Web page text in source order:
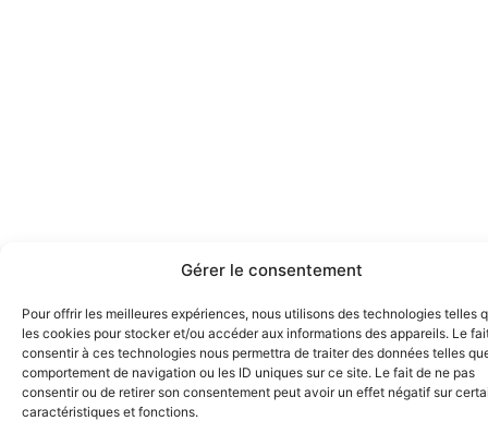
Gérer le consentement
Pour offrir les meilleures expériences, nous utilisons des technologies telles
les cookies pour stocker et/ou accéder aux informations des appareils. Le
consentir à ces technologies nous permettra de traiter des données telles
comportement de navigation ou les ID uniques sur ce site. Le fait de ne pas
consentir ou de retirer son consentement peut avoir un effet négatif sur
caractéristiques et fonctions.